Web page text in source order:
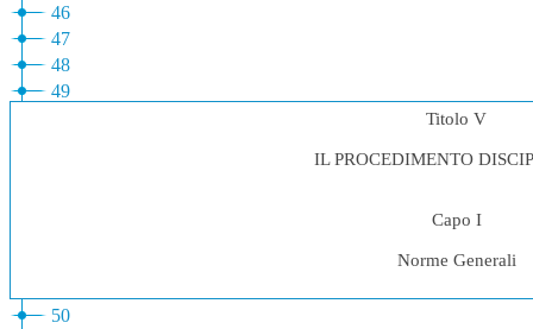
46
47
48
49
Titolo V
IL PROCEDIMENTO
Capo I
Norme Generali
50